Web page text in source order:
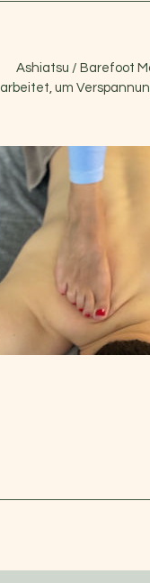
Ashiatsu / Barefoot
arbeitet, um